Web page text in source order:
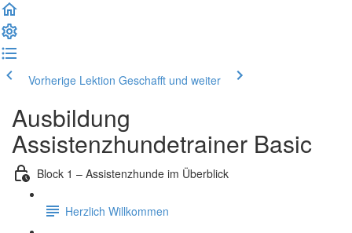
Vorherige Lektion Geschafft und weiter
Ausbildung
Assistenzhundetrainer Basic
Block 1 – Assistenzhunde im Überblick
Herzlich Willkommen